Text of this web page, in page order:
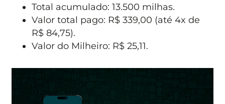
Total acumulado: 13.500 milhas.
Valor total pago: R$ 339,00 (até 4x de
R$ 84,75).
Valor do Milheiro: R$ 25,11.